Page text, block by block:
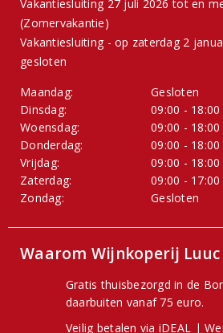
Vakantiesluiting 27 juli 2026 tot en
(Zomervakantie)
Vakantiesluiting - op zaterdag 2
gesloten
Maandag:
Gesloten
Dinsdag:
09:00 -
Woensdag:
09:00 -
Donderdag:
09:00 -
Vrijdag:
09:00 -
Zaterdag:
09:00 -
Zondag:
Gesloten
Waarom Wijnkoperij
Gratis thuisbezorgd in de
daarbuiten vanaf 75 euro.
Veilig betalen via iDEAL |